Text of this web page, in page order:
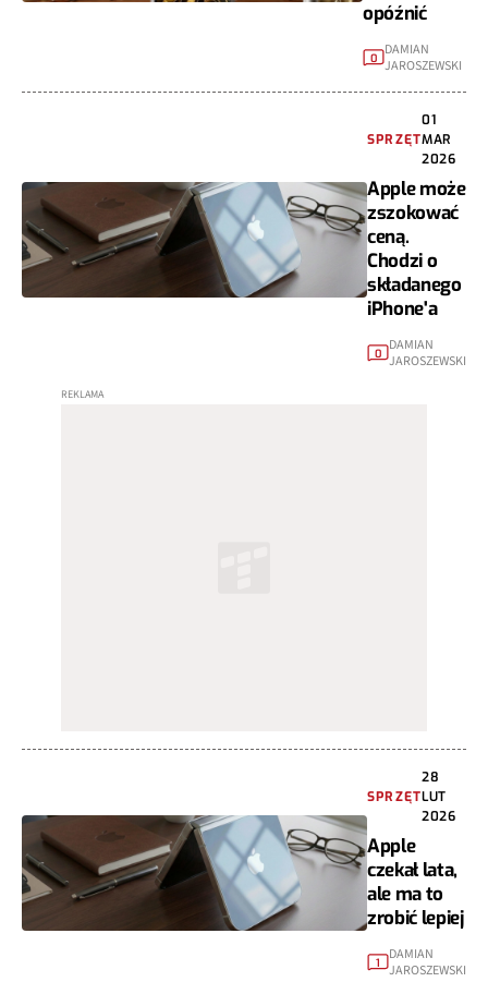
opóźnić
0
DAMIAN
JAROSZEWSKI
SPRZĘT
01
MAR
2026
Apple może
zszokować
ceną.
Chodzi o
składanego
iPhone'a
0
DAMIAN
JAROSZEWSKI
SPRZĘT
28
LUT
2026
Apple
czekał lata,
ale ma to
zrobić lepiej
1
DAMIAN
JAROSZEWSKI